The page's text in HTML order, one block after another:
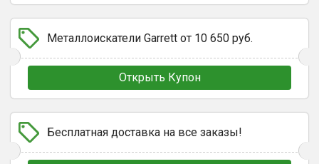
Металлоискатели Garrett от 10 650 руб.
Открыть Купон
Бесплатная доставка на все заказы!